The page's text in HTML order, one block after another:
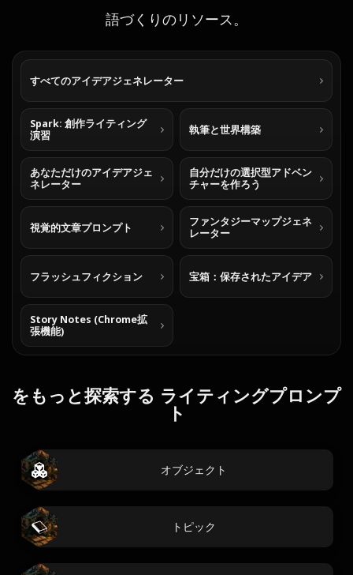
語づくりのリソース。
すべてのアイデアジェネレーター
Spark: 創作ライティング
演習
執筆と世界構築
あなただけのアイデアジェ
ネレーター
自分だけの選択型アドベン
チャーを作ろう
視覚的文章プロンプト
ファンタジーマップジェネ
レーター
フラッシュフィクション 宝箱：保存されたアイデア
Story Notes (Chrome拡
張機能)
をもっと探索する ライティングプロンプ
ト
オブジェクト
トピック